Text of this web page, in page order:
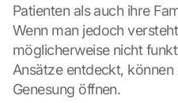
Patienten als auch ihre
Wenn man jedoch
möglicherweise nicht
Ansätze entdeckt, können
Genesung öffnen.